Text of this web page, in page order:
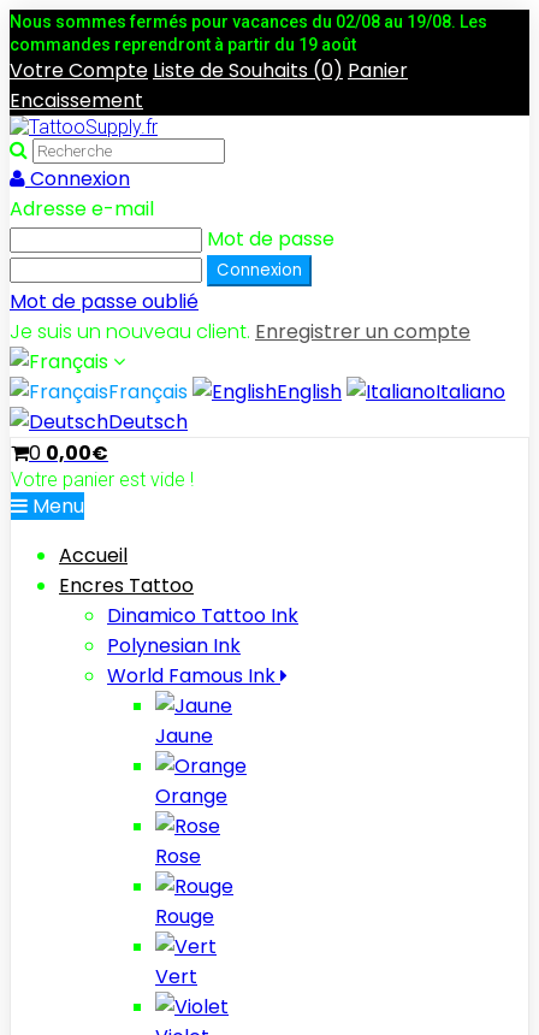
Nous sommes fermés pour vacances du 02/08 au 19/08. Les
commandes reprendront à partir du 19 août
Votre Compte Liste de Souhaits (0) Panier
Encaissement
Connexion
Adresse e-mail
Mot de passe
Mot de passe oublié
Je suis un nouveau client. Enregistrer un compte
Français English
Italiano
Deutsch
0 0,00€
Votre panier est vide !
Menu
Accueil
Encres Tattoo
Dinamico Tattoo Ink
Polynesian Ink
World Famous Ink
Jaune
Orange
Rose
Rouge
Vert